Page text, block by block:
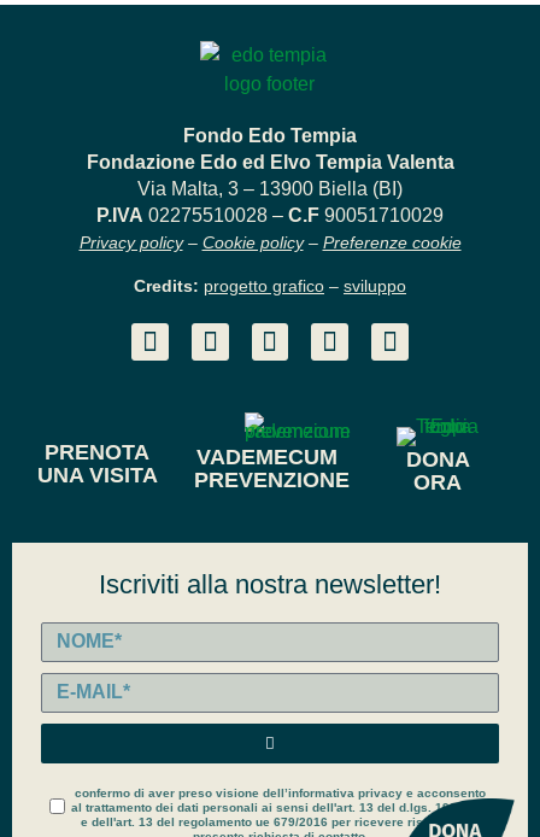
Fondo Edo Tempia
Fondazione Edo ed Elvo Tempia Valenta
Via Malta, 3 – 13900 Biella (BI)
P.IVA 02275510028 – C.F 90051710029
Privacy policy– Cookie policy– Preferenze cookie
Credits: progetto grafico – sviluppo
PRENOTA
UNA VISITA
VADEMECUM
PREVENZIONE
DONA
ORA
Iscriviti alla nostra newsletter!
confermo di aver preso visione dell’informativa privacy e acconsento
al trattamento dei dati personali ai sensi dell'art. 13 del d.lgs. 196/2003
e dell'art. 13 del regolamento ue 679/2016 per ricevere risposta alla